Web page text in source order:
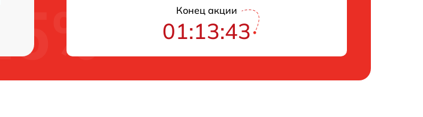
Конец акции
01:13:42